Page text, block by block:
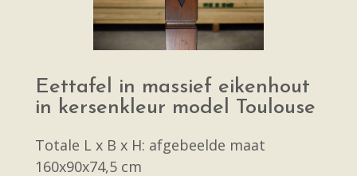
Eettafel in massief eikenhout
in kersenkleur model Toulouse
Totale L x B x H: afgebeelde maat
160x90x74,5 cm